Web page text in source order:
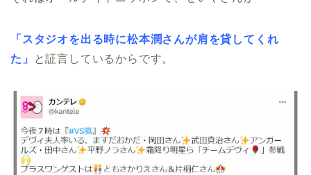
「スタジオを出る時に松本潤さんが肩を貸してくれ
た」
と証言しているからです。